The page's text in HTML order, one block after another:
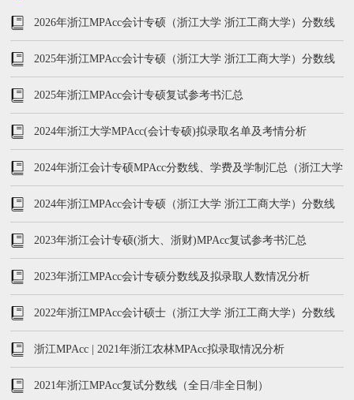
2026年浙江MPAcc会计专硕（浙江大学 浙江工商大学）分数线
及学费学制汇总
2025年浙江MPAcc会计专硕（浙江大学 浙江工商大学）分数线
及学费学制汇总
2025年浙江MPAcc会计专硕复试参考书汇总
2024年浙江大学MPAcc(会计专硕)拟录取名单及考情分析
2024年浙江会计专硕MPAcc分数线、学费及学制汇总（浙江大学
浙江财经大学等）
2024年浙江MPAcc会计专硕（浙江大学 浙江工商大学）分数线
及学费学制汇总
2023年浙江会计专硕(浙大、浙财)MPAcc复试参考书汇总
2023年浙江MPAcc会计专硕分数线及拟录取人数情况分析
2022年浙江MPAcc会计硕士（浙江大学 浙江工商大学）分数线
及录取人数
浙江MPAcc | 2021年浙江农林MPAcc拟录取情况分析
2021年浙江MPAcc复试分数线（全日/非全日制）